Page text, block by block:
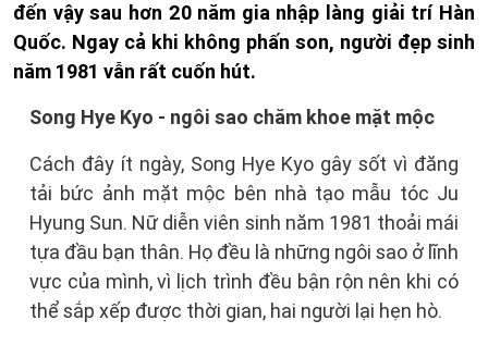
đến vậy sau hơn 20 năm gia nhập làng giải trí Hàn
Quốc. Ngay cả khi không phấn son, người đẹp sinh
năm 1981 vẫn rất cuốn hút.
Song Hye Kyo - ngôi sao chăm khoe mặt mộc
Cách đây ít ngày, Song Hye Kyo gây sốt vì đăng
tải bức ảnh mặt mộc bên nhà tạo mẫu tóc Ju
Hyung Sun. Nữ diễn viên sinh năm 1981 thoải mái
tựa đầu bạn thân. Họ đều là những ngôi sao ở lĩnh
vực của mình, vì lịch trình đều bận rộn nên khi có
thể sắp xếp được thời gian, hai người lại hẹn hò.